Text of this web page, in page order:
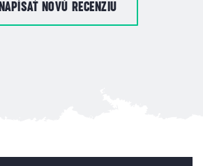
NAPÍSAŤ NOVÚ RECENZIU